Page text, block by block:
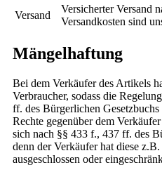
Versand
Versicherter Versand
Versandkosten sind
Mängelhaftung
Bei dem Verkäufer des Artikels
Verbraucher, sodass die
ff. des Bürgerlichen
Rechte gegenüber dem
sich nach §§ 433 f., 437 ff. des
denn der Verkäufer hat diese
ausgeschlossen oder